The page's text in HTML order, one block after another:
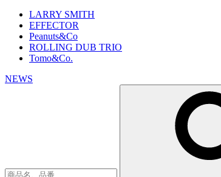
LARRY SMITH
EFFECTOR
Peanuts&Co
ROLLING DUB TRIO
Tomo&Co.
NEWS